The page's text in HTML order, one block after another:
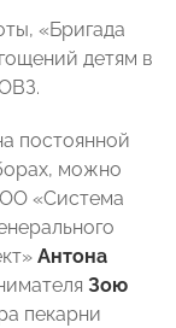
«Бригада
детям в
постоянной
можно
«Система
Антона
Зою
пекарни